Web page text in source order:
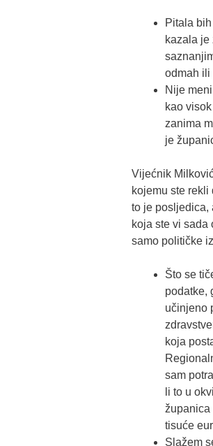
Pitala
kazala
odmah ili
Nije
kao
zanima
je
Vijećnik
kojemu ste
to je posljedica,
koja ste vi sada
samo političke
Što se
podatke,
učinjeno
koja
sam
li to u
županica
tisuće
Slažem